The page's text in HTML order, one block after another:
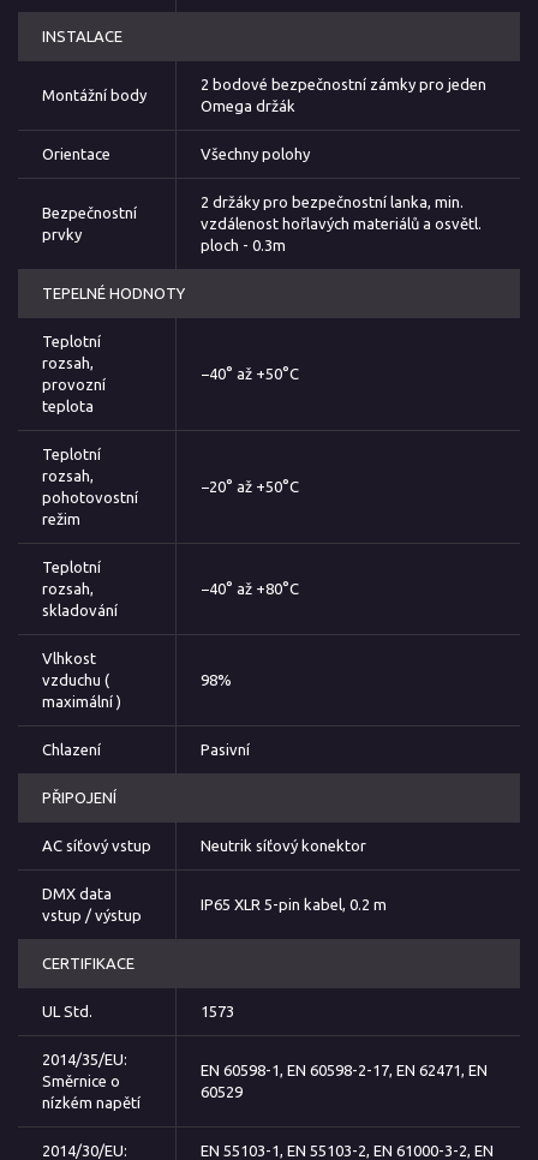
INSTALACE
Montážní body
2 bodové bezpečnostní zámky pro jeden
Omega držák
Orientace Všechny polohy
Bezpečnostní
prvky
2 držáky pro bezpečnostní lanka, min.
vzdálenost hořlavých materiálů a osvětl.
ploch - 0.3m
TEPELNÉ HODNOTY
Teplotní
rozsah,
provozní
teplota
−40° až +50°C
Teplotní
rozsah,
pohotovostní
režim
−20° až +50°C
Teplotní
rozsah,
skladování
−40° až +80°C
Vlhkost
vzduchu (
maximální )
98%
Chlazení Pasivní
PŘIPOJENÍ
AC síťový vstup Neutrik síťový konektor
DMX data
vstup / výstup
IP65 XLR 5-pin kabel, 0.2 m
CERTIFIKACE
UL Std. 1573
2014/35/EU:
Směrnice o
nízkém napětí
EN 60598-1, EN 60598-2-17, EN 62471, EN
60529
2014/30/EU:
EN 55103-1, EN 55103-2, EN 61000-3-2, EN